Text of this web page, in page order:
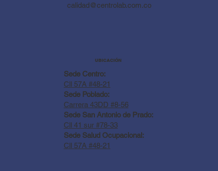
calidad@centrolab.com.co
UBICACIÓN
Sede Centro:
Cll 57A #48-21
Sede Poblado:
Carrera 43DD #8-56
Sede San Antonio de Prado:
Cll 41 sur #78-33
Sede Salud Ocupacional:
Cll 57A #48-21